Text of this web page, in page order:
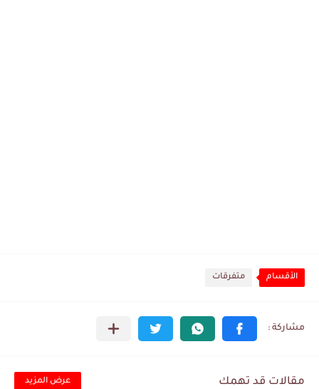
الأقسام متفرقات
مقالات قد تهمك عرض المزيد